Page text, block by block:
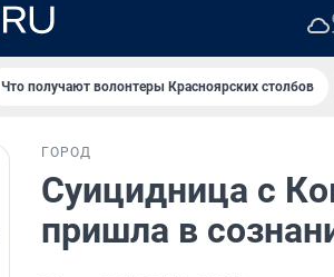
Что получают волонтеры Красноярских столбов
ГОРОД
Суицидница с
пришла в